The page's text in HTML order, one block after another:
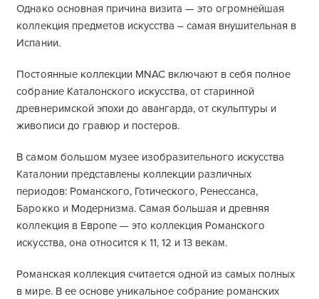
Однако основная причина визита — это огромнейшая
коллекция предметов искусства – самая внушительная в
Испании.
Постоянные коллекции MNAC включают в себя полное
собрание Каталонского искусства, от старинной
древнеримской эпохи до авангарда, от скульптуры и
живописи до гравюр и постеров.
В самом большом музее изобразительного искусства
Каталонии представлены коллекции различных
периодов: Романского, Готического, Ренессанса,
Барокко и Модернизма. Самая большая и древняя
коллекция в Европе — это коллекция Романского
искусства, она относится к 11, 12 и 13 векам.
Романская коллекция считается одной из самых полных
в мире. В ее основе уникальное собрание романских